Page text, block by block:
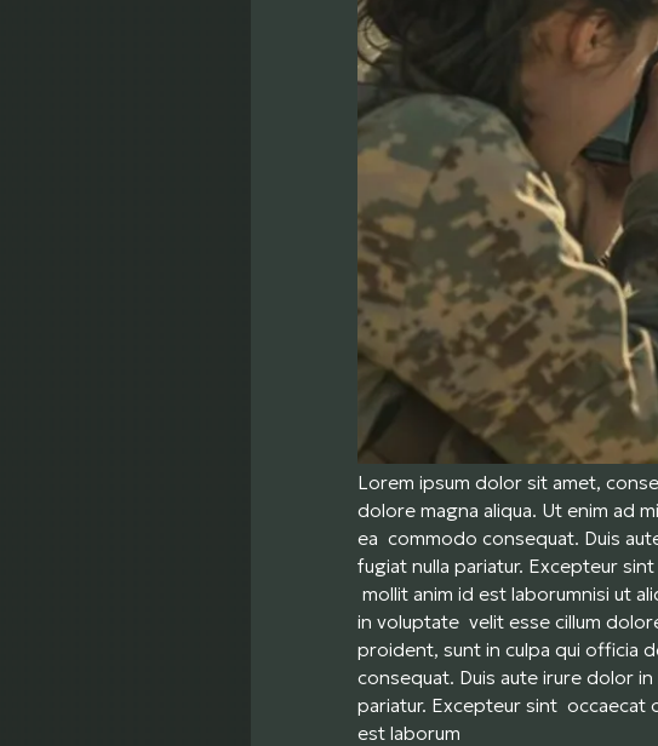
Lorem ipsum dolor sit amet,
dolore magna aliqua. Ut enim ad
ea commodo consequat. Duis
fugiat nulla pariatur. Excepteur
mollit anim id est laborumnisi ut
in voluptate velit esse cillum
proident, sunt in culpa qui officia
consequat. Duis aute irure dolor
pariatur. Excepteur sint occaecat
est laborum